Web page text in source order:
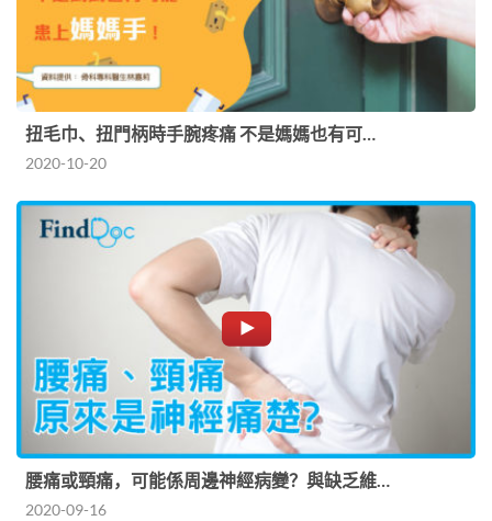
扭毛巾、扭門柄時手腕疼痛 不是媽媽也有可…
2020-10-20
腰痛或頸痛，可能係周邊神經病變？與缺乏維…
2020-09-16